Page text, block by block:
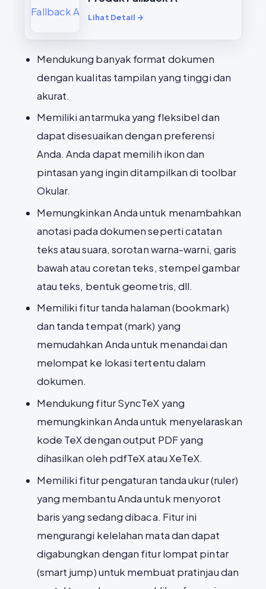
Lihat Detail →
Mendukung banyak format dokumen
dengan kualitas tampilan yang tinggi dan
akurat.
Memiliki antarmuka yang fleksibel dan
dapat disesuaikan dengan preferensi
Anda. Anda dapat memilih ikon dan
pintasan yang ingin ditampilkan di toolbar
Okular.
Memungkinkan Anda untuk menambahkan
anotasi pada dokumen seperti catatan
teks atau suara, sorotan warna-warni, garis
bawah atau coretan teks, stempel gambar
atau teks, bentuk geometris, dll.
Memiliki fitur tanda halaman (bookmark)
dan tanda tempat (mark) yang
memudahkan Anda untuk menandai dan
melompat ke lokasi tertentu dalam
dokumen.
Mendukung fitur SyncTeX yang
memungkinkan Anda untuk menyelaraskan
kode TeX dengan output PDF yang
dihasilkan oleh pdfTeX atau XeTeX.
Memiliki fitur pengaturan tanda ukur (ruler)
yang membantu Anda untuk menyorot
baris yang sedang dibaca. Fitur ini
mengurangi kelelahan mata dan dapat
digabungkan dengan fitur lompat pintar
(smart jump) untuk membuat pratinjau dan